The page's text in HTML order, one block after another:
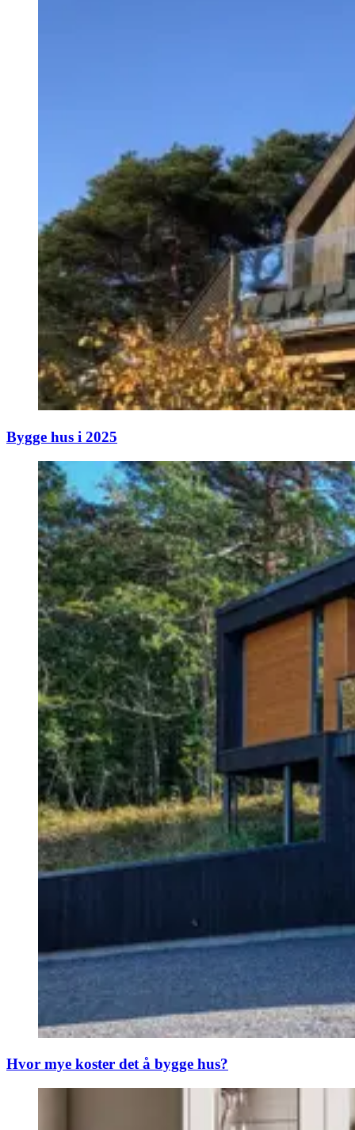
Bygge hus i 2025
Hvor mye koster det å bygge hus?